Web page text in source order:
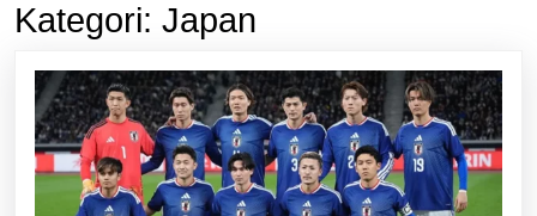
Kategori: Japan